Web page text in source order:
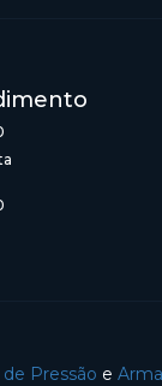
de Pressão e